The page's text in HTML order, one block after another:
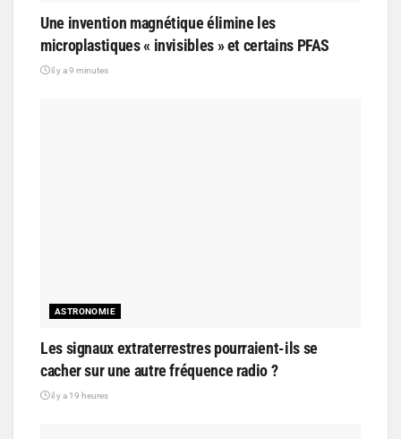
Une invention magnétique élimine les
microplastiques « invisibles » et certains PFAS
il y a 9 minutes
ASTRONOMIE
Les signaux extraterrestres pourraient-ils se
cacher sur une autre fréquence radio ?
il y a 19 heures